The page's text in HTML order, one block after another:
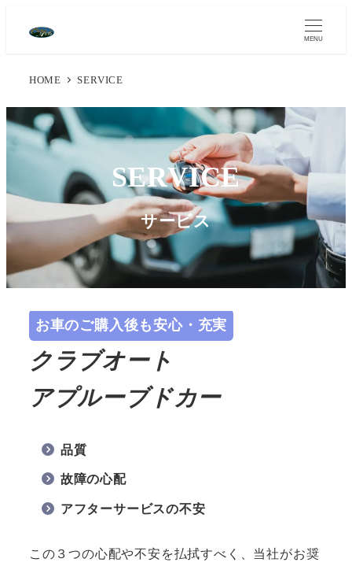
MENU
HOME SERVICE
SERVICE
サービス
お車のご購入後も安心・充実
クラブオート
アプルーブドカー
品質
故障の心配
アフターサービスの不安
この３つの心配や不安を払拭すべく、当社がお奨